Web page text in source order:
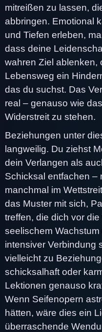
mitreißen zu lassen,
abbringen. Emotional
und Tiefen erleben,
dass deine
wahren Ziel ablenken,
Lebensweg ein
das du suchst. Das
real – genauso wie
Widerstreit zu stehen.
Beziehungen unter
langweilig. Du ziehst
dein Verlangen als
Schicksal entfachen –
manchmal im
das Muster mit sich,
treffen, die dich vor
seelischem
intensiver Verbindung
vielleicht zu
schicksalhaft oder
Lektionen genauso
Wenn Seifenopern
hätten, wäre dies ein
überraschende